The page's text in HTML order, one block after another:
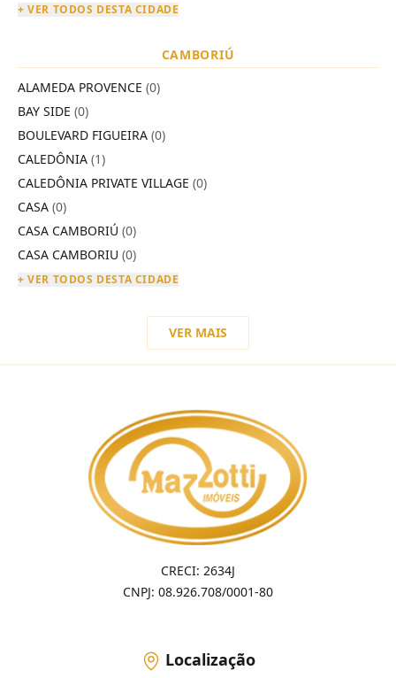
+ VER TODOS DESTA CIDADE
CAMBORIÚ
ALAMEDA PROVENCE (0)
BAY SIDE (0)
BOULEVARD FIGUEIRA (0)
CALEDÔNIA (1)
CALEDÔNIA PRIVATE VILLAGE (0)
CASA (0)
CASA CAMBORIÚ (0)
CASA CAMBORIU (0)
+ VER TODOS DESTA CIDADE
VER MAIS
CRECI: 2634J
CNPJ: 08.926.708/0001-80
Localização